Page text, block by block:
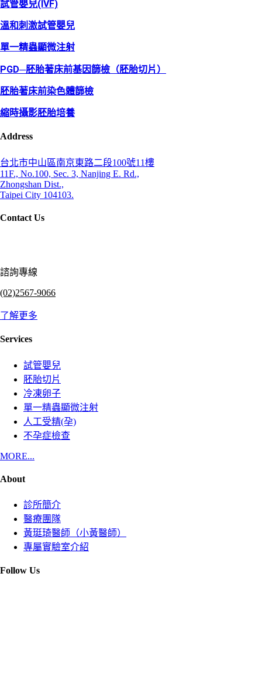
試管嬰兒(IVF)
溫和刺激試管嬰兒
單一精蟲顯微注射
PGD─胚胎著床前基因篩檢（胚胎切片）
胚胎著床前染色體篩檢
縮時攝影胚胎培養
Address
台北市中山區南京東路二段100號11樓
11F., No.100, Sec. 3, Nanjing E. Rd.,
Zhongshan Dist.,
Taipei City 104103.
Contact Us
諮詢專線
(02)2567-9066
了解更多
Services
試管嬰兒
胚胎切片
冷凍卵子
單一精蟲顯微注射
人工受精(孕)
不孕症檢查
MORE...
About
診所簡介
醫療團隊
黃珽琦醫師（小黃醫師）
專屬實驗室介紹
Follow Us